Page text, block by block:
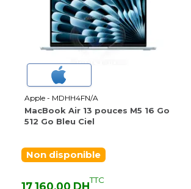
Apple - MDHH4FN/A
MacBook Air 13 pouces M5 16 Go
512 Go Bleu Ciel
Non disponible
17 160,00 DHTTC